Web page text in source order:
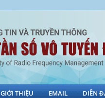
GIỚI THIỆU EMAIL
DIỄN